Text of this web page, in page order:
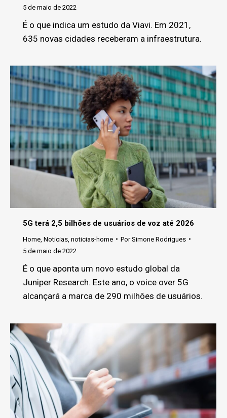
5 de maio de 2022
É o que indica um estudo da Viavi. Em 2021,
635 novas cidades receberam a infraestrutura.
5G terá 2,5 bilhões de usuários de voz até 2026
Home Noticias noticias-home PorSimone Rodrigues
5 de maio de 2022
É o que aponta um novo estudo global da
Juniper Research. Este ano, o voice over 5G
alcançará a marca de 290 milhões de usuários.